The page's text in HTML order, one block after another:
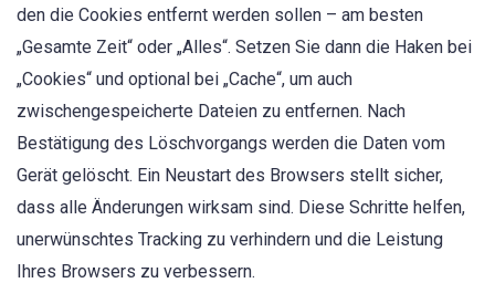
den die Cookies entfernt werden sollen – am besten
„Gesamte Zeit“ oder „Alles“. Setzen Sie dann die Haken bei
„Cookies“ und optional bei „Cache“, um auch
zwischengespeicherte Dateien zu entfernen. Nach
Bestätigung des Löschvorgangs werden die Daten vom
Gerät gelöscht. Ein Neustart des Browsers stellt sicher,
dass alle Änderungen wirksam sind. Diese Schritte helfen,
unerwünschtes Tracking zu verhindern und die Leistung
Ihres Browsers zu verbessern.